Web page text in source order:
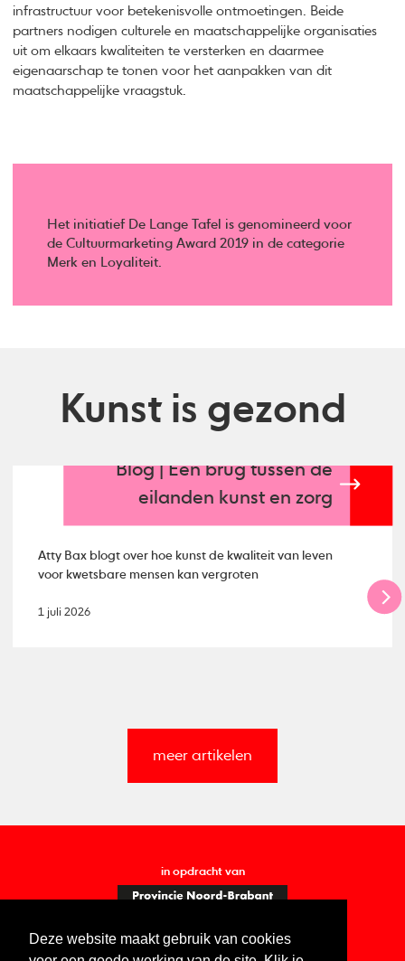
Deze website maakt gebruik van cookies
infrastructuur voor betekenisvolle ontmoetingen. Beide
partners nodigen culturele en maatschappelijke organisaties
uit om elkaars kwaliteiten te versterken en daarmee
eigenaarschap te tonen voor het aanpakken van dit
maatschappelijke vraagstuk.
Het initiatief De Lange Tafel is genomineerd voor
de Cultuurmarketing Award 2019 in de categorie
Merk en Loyaliteit.
Kunst is gezond
Blog | Een brug tussen de
eilanden kunst en zorg
Atty Bax blogt over hoe kunst de kwaliteit van leven
voor kwetsbare mensen kan vergroten
1 juli 2026
meer artikelen
in opdracht van